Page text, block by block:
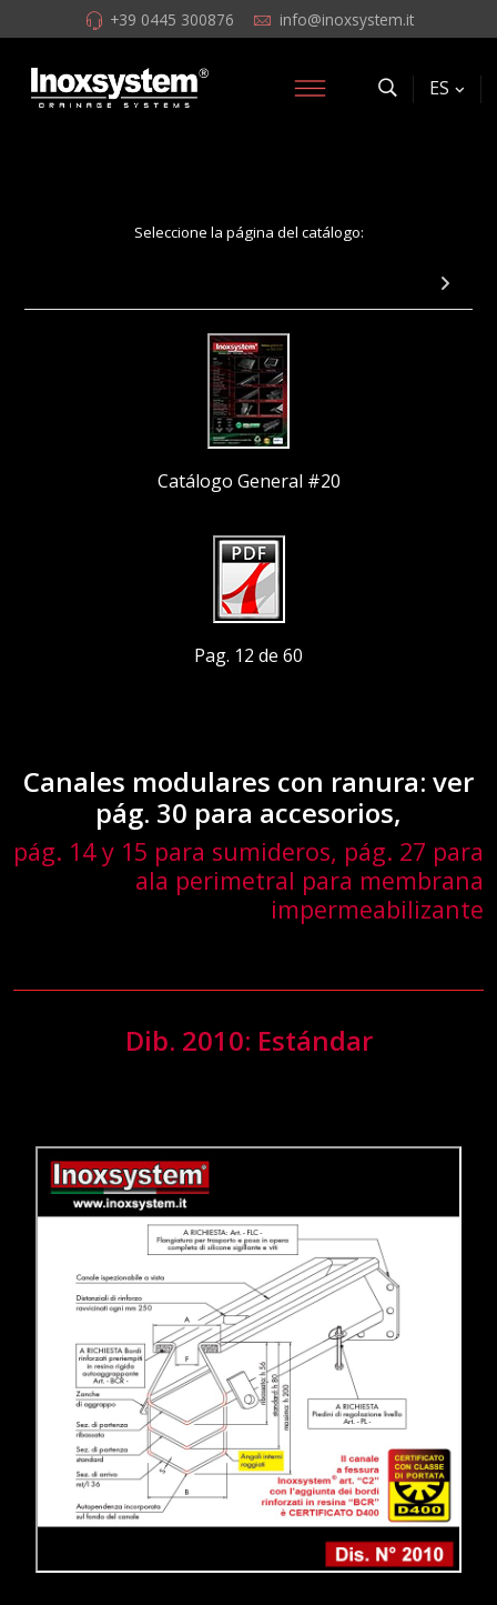
+39 0445 300876 info@inoxsystem.it
ES
Seleccione la página del catálogo:
Catálogo General #20
Pag. 12 de 60
Canales modulares con ranura: ver
pág. 30 para accesorios,
pág. 14 y 15 para sumideros, pág. 27 para
ala perimetral para membrana
impermeabilizante
Dib. 2010: Estándar